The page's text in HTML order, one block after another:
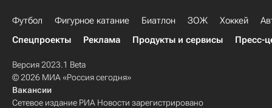
Футбол Фигурное катание Биатлон ЗОЖ Хоккей
Спецпроекты
Реклама Продукты и сервисы Пресс-
Версия 2023.1 Beta
© 2026 МИА «Россия сегодня»
Вакансии
Сетевое издание РИА Новости зарегистрировано